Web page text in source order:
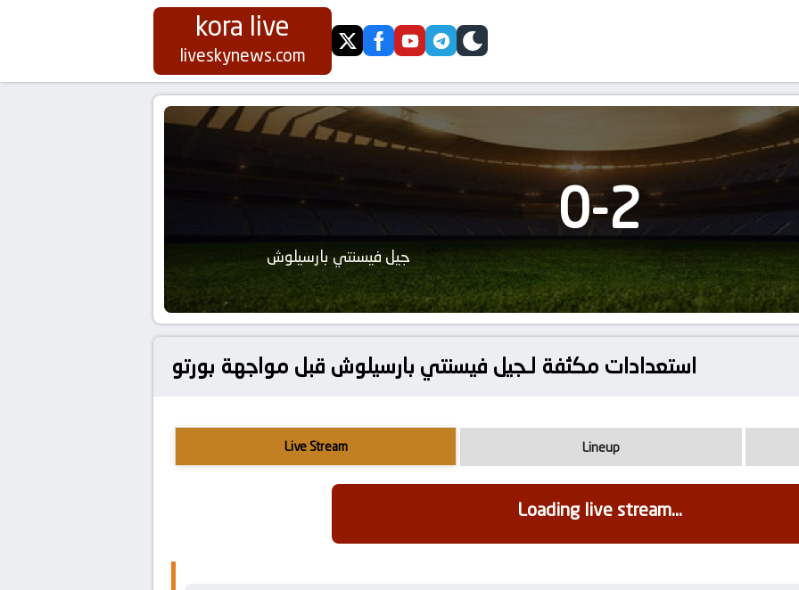
kora live
liveskynews.com twitterfacebookyoutubetelegram
skin
جيل فيسنتي بارسيلوش
0-2
استعدادات مكثفة لـجيل فيسنتي بارسيلوش قبل مواجهة بورتو
Live Stream Lineup
Loading live stream...